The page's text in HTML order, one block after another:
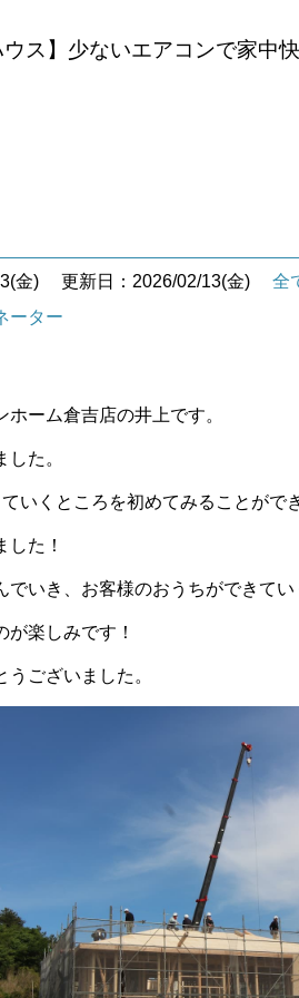
ウス】少ないエアコンで家中
金) 更新日：2026/02/13(金) 全
ーター
ホーム倉吉店の井上です。
た。
いくところを初めてみることができ
した！
でいき、お客様のおうちができてい
が楽しみです！
うございました。